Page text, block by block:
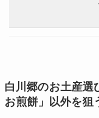
白川郷のお土産選
お煎餅」以外を狙